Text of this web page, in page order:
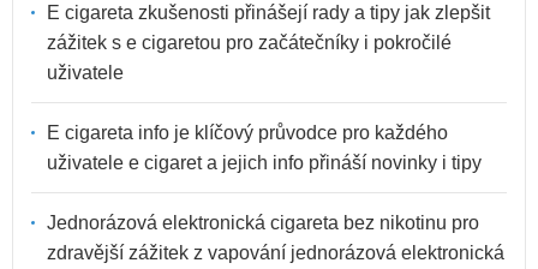
E cigareta zkušenosti přinášejí rady a tipy jak zlepšit
zážitek s e cigaretou pro začátečníky i pokročilé
uživatele
E cigareta info je klíčový průvodce pro každého
uživatele e cigaret a jejich info přináší novinky i tipy
Jednorázová elektronická cigareta bez nikotinu pro
zdravější zážitek z vapování jednorázová elektronická